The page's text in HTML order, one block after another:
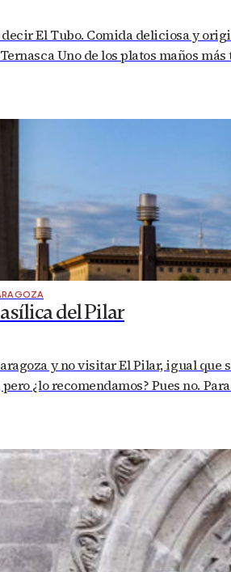
El Tubo. Comida deliciosa y
Uno de los platos maños
del Pilar
y no visitar El Pilar, igual que
pero ¿lo recomendamos? Pues no.